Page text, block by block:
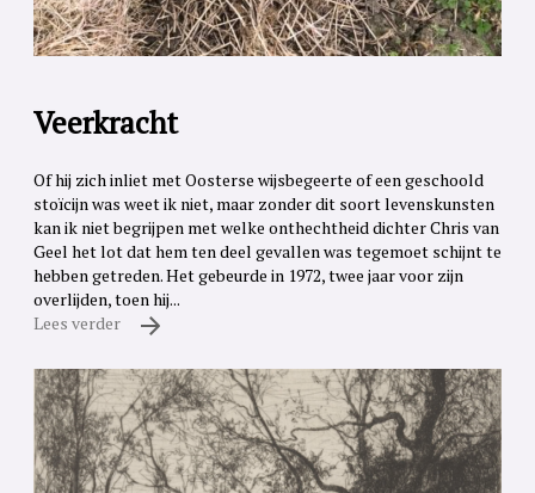
Veerkracht
Of hij zich inliet met Oosterse wijsbegeerte of een geschoold
stoïcijn was weet ik niet, maar zonder dit soort levenskunsten
kan ik niet begrijpen met welke onthechtheid dichter Chris van
Geel het lot dat hem ten deel gevallen was tegemoet schijnt te
hebben getreden. Het gebeurde in 1972, twee jaar voor zijn
overlijden, toen hij...
Lees verder